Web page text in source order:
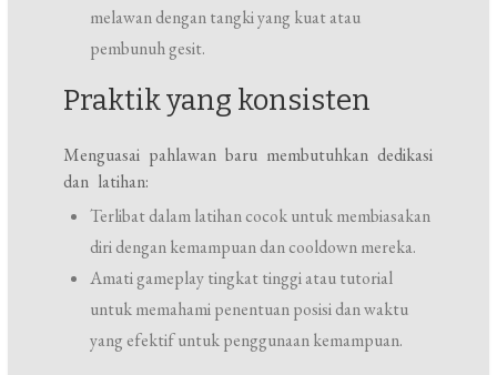
melawan dengan tangki yang kuat atau
pembunuh gesit.
Praktik yang konsisten
Menguasai pahlawan baru membutuhkan dedikasi
dan latihan:
Terlibat dalam latihan cocok untuk membiasakan
diri dengan kemampuan dan cooldown mereka.
Amati gameplay tingkat tinggi atau tutorial
untuk memahami penentuan posisi dan waktu
yang efektif untuk penggunaan kemampuan.